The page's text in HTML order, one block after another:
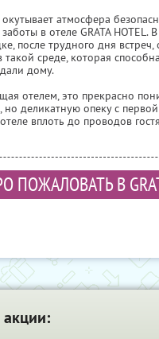
атмосфера
в отеле GRATA HOTEL.
после трудного дня
такой среде, которая
дому.
отелем, это прекрасно
но деликатную опеку с
вплоть до проводов
ПОЖАЛОВАТЬ В